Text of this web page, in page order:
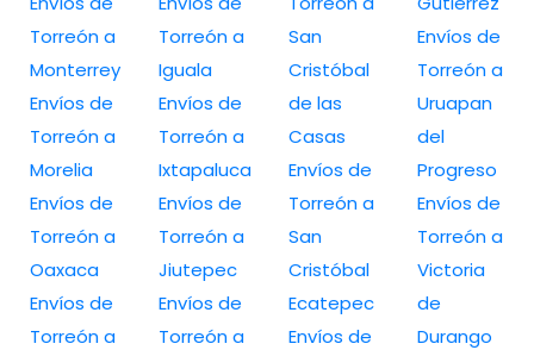
Torreón a
Monterrey
Envíos de
Torreón a
Morelia
Envíos de
Torreón a
Oaxaca
Envíos de
Torreón a
Torreón a
Iguala
Envíos de
Torreón a
Ixtapaluca
Envíos de
Torreón a
Jiutepec
Envíos de
Torreón a
San
Cristóbal
de las
Casas
Envíos de
Torreón a
San
Cristóbal
Ecatepec
Envíos de
Envíos de
Torreón a
Uruapan
del
Progreso
Envíos de
Torreón a
Victoria
de
Durango